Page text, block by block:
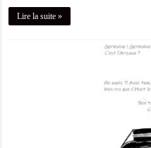
Lire la suite »